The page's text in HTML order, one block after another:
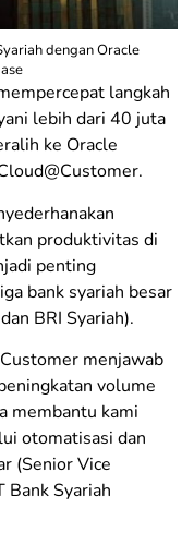
dengan Oracle
langkah
lebih dari 40 juta
ke Oracle
produktivitas di
penting
bank syariah besar
BRI Syariah).
menjawab
volume
membantu kami
otomatisasi dan
(Senior Vice
Syariah